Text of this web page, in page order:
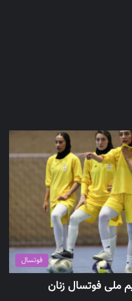
فوتسال
ملی فوتسال زنان